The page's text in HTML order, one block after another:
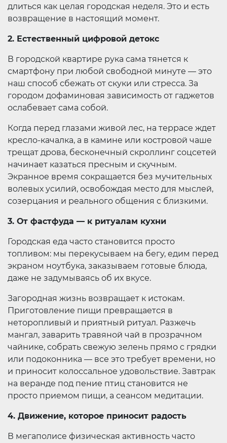
длиться как целая городская неделя. Это и есть
возвращение в настоящий момент.
2. Естественный цифровой детокс
В городской квартире рука сама тянется к
смартфону при любой свободной минуте — это
наш способ сбежать от скуки или стресса. За
городом дофаминовая зависимость от гаджетов
ослабевает сама собой.
Когда перед глазами живой лес, на террасе ждет
кресло-качалка, а в камине или костровой чаше
трещат дрова, бесконечный скроллинг соцсетей
начинает казаться пресным и скучным.
Экранное время сокращается без мучительных
волевых усилий, освобождая место для мыслей,
созерцания и реального общения с близкими.
3. От фастфуда — к ритуалам кухни
Городская еда часто становится просто
топливом: мы перекусываем на бегу, едим перед
экраном ноутбука, заказываем готовые блюда,
даже не задумываясь об их вкусе.
Загородная жизнь возвращает к истокам.
Приготовление пищи превращается в
неторопливый и приятный ритуал. Разжечь
мангал, заварить травяной чай в прозрачном
чайнике, собрать свежую зелень прямо с грядки
или подоконника — все это требует времени, но
и приносит колоссальное удовольствие. Завтрак
на веранде под пение птиц становится не
просто приемом пищи, а сеансом медитации.
4. Движение, которое приносит радость
В мегаполисе физическая активность часто